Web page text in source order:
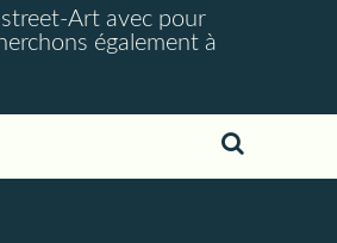
Art avec pour
également à